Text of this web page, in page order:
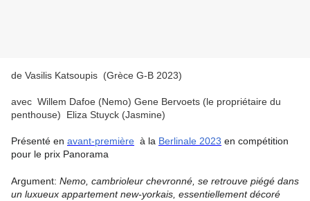
de Vasilis Katsoupis (Grèce G-B 2023)
avec Willem Dafoe (Nemo) Gene Bervoets (le propriétaire du
penthouse) Eliza Stuyck (Jasmine)
Présenté en avant-première à la Berlinale 2023 en compétition
pour le prix Panorama
Argument: Nemo, cambrioleur chevronné, se retrouve piégé dans
un luxueux appartement new-yorkais, essentiellement décoré